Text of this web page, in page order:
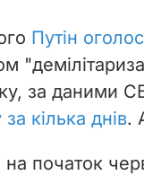
Путін
за даними
кілька днів.
початок